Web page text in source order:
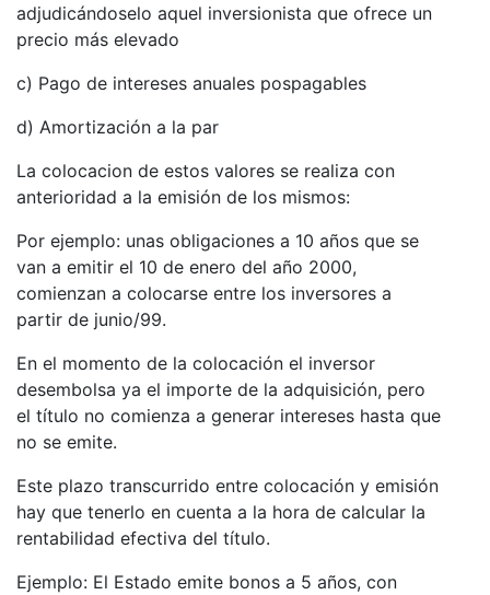
adjudicándoselo aquel inversionista que ofrece un
precio más elevado
c) Pago de intereses anuales pospagables
d) Amortización a la par
La colocacion de estos valores se realiza con
anterioridad a la emisión de los mismos:
Por ejemplo: unas obligaciones a 10 años que se
van a emitir el 10 de enero del año 2000,
comienzan a colocarse entre los inversores a
partir de junio/99.
En el momento de la colocación el inversor
desembolsa ya el importe de la adquisición, pero
el título no comienza a generar intereses hasta que
no se emite.
Este plazo transcurrido entre colocación y emisión
hay que tenerlo en cuenta a la hora de calcular la
rentabilidad efectiva del título.
Ejemplo: El Estado emite bonos a 5 años, con